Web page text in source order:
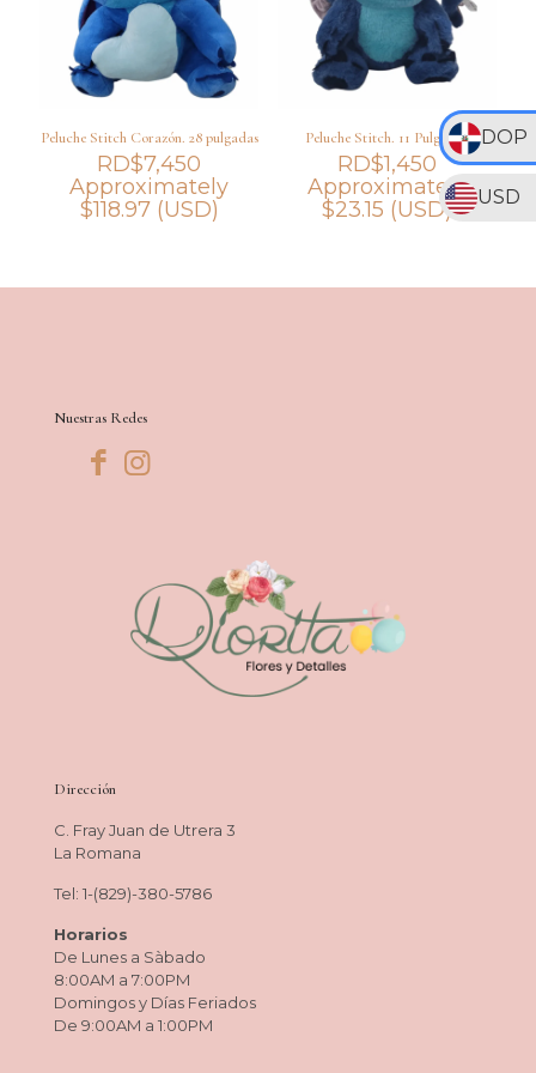
DOP
USD
Peluche Stitch Corazón. 28 pulgadas
RD$7,450
Approximately
$118.97(USD)
Peluche Stitch. 11 Pulgadas
RD$1,450
Approximately
$23.15 (USD)
Nuestras Redes
Dirección
C. Fray Juan de Utrera 3
La Romana
Tel: 1-(829)-380-5786
Horarios
De Lunes a Sàbado
8:00AM a 7:00PM
Domingos y Días Feriados
De 9:00AM a 1:00PM